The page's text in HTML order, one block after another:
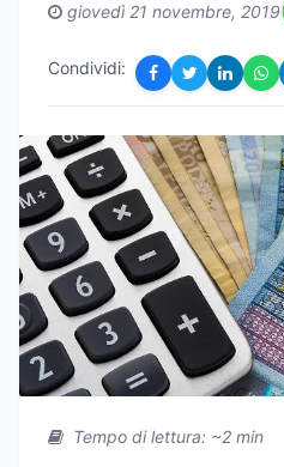
giovedì 21 novembre, 2019
Condividi:
Tempo di lettura: ~2 min